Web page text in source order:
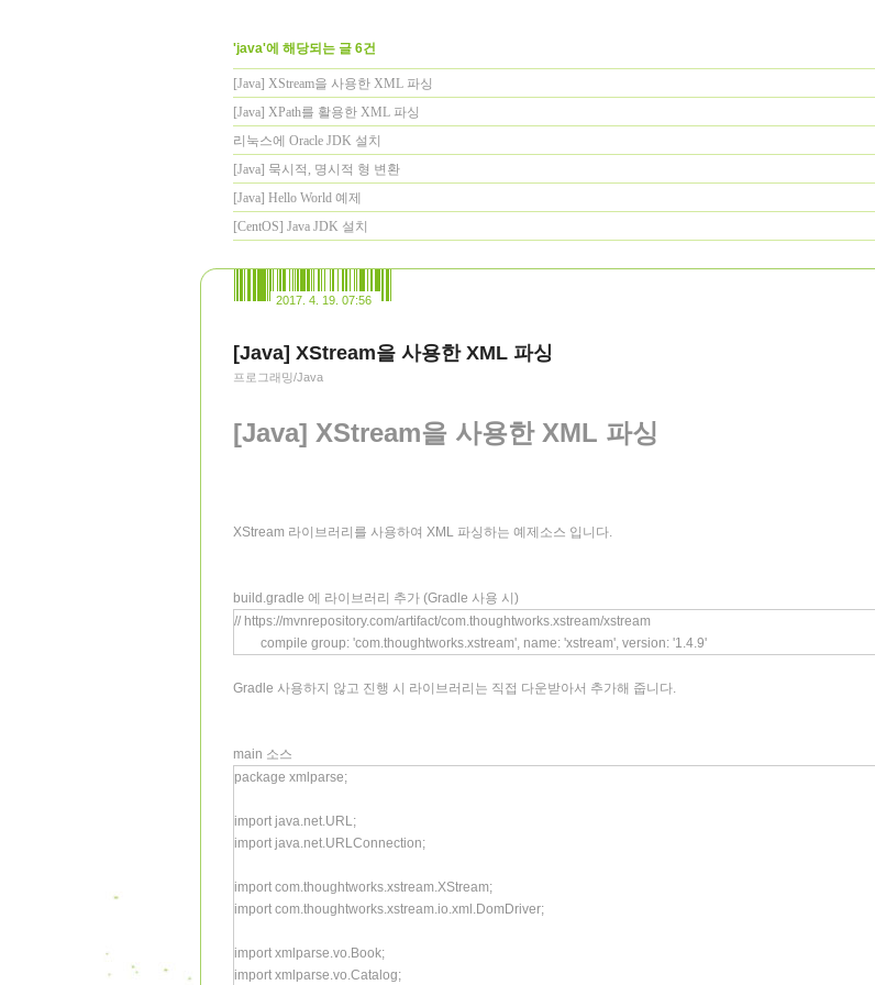
'java'에 해당되는 글 6건
[Java] XStream을 사용한 XML 파싱
[Java] XPath를 활용한 XML 파싱
리눅스에 Oracle JDK 설치
[Java] 묵시적, 명시적 형 변환
[Java] Hello World 예제
[CentOS] Java JDK 설치
2017. 4. 19. 07:56
[Java] XStream을 사용한 XML 파싱
프로그래밍/Java
[Java] XStream을 사용한 XML 파싱
XStream 라이브러리를 사용하여 XML 파싱하는 예제소스 입니다.
build.gradle 에 라이브러리 추가 (Gradle 사용 시)
// https://mvnrepository.com/artifact/com.thoughtworks.xstream/xstream
compile group: 'com.thoughtworks.xstream', name: 'xstream', version: '1.4.9'
Gradle 사용하지 않고 진행 시 라이브러리는 직접 다운받아서 추가해 줍니다.
main 소스
package xmlparse;
import java.net.URL;
import java.net.URLConnection;
import com.thoughtworks.xstream.XStream;
import com.thoughtworks.xstream.io.xml.DomDriver;
import xmlparse.vo.Book;
import xmlparse.vo.Catalog;